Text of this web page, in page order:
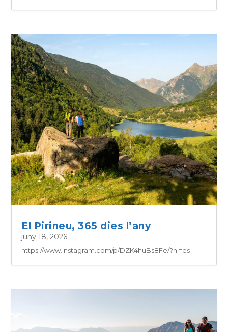
El Pirineu, 365 dies l’any
juny 18, 2026
https://www.instagram.com/p/DZK4huBs8Fe/?hl=es